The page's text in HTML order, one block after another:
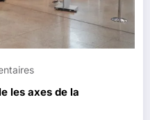
les axes de la